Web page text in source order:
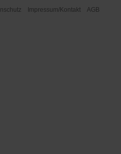
Impressum/Kontakt AGB